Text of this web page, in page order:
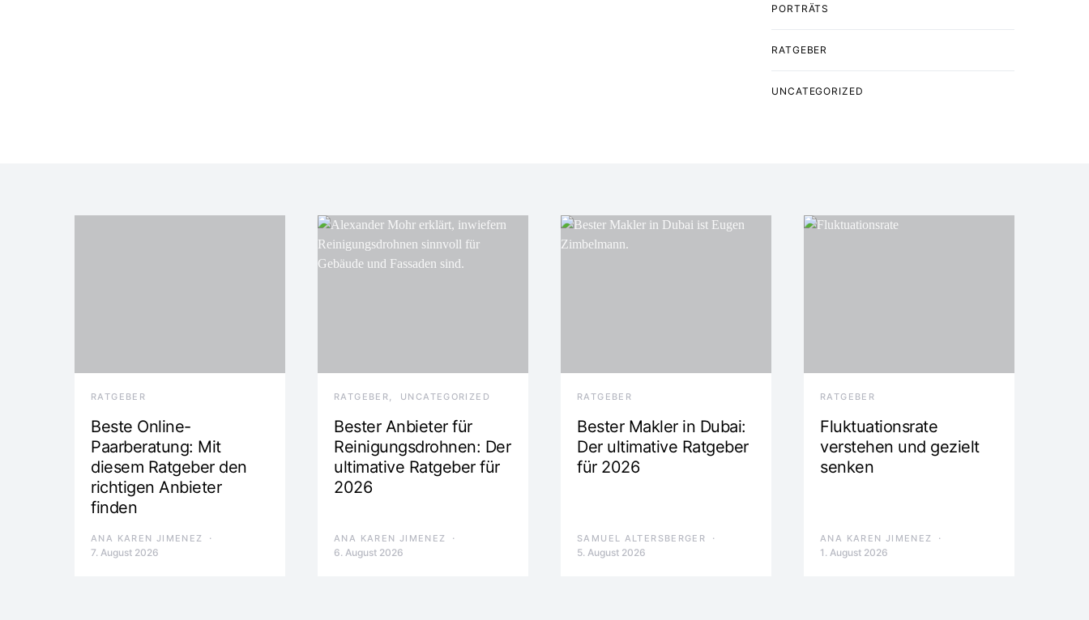
PORTRÄTS
RATGEBER
UNCATEGORIZED
RATGEBER
Beste Online-
Paarberatung: Mit
diesem Ratgeber den
richtigen Anbieter
finden
ANA KAREN JIMENEZ
7. August 2026
RATGEBER UNCATEGORIZED
Bester Anbieter für
Reinigungsdrohnen: Der
ultimative Ratgeber für
2026
ANA KAREN JIMENEZ
6. August 2026
RATGEBER
Bester Makler in Dubai:
Der ultimative Ratgeber
für 2026
SAMUEL ALTERSBERGER
5. August 2026
RATGEBER
Fluktuationsrate
verstehen und gezielt
senken
ANA KAREN JIMENEZ
1. August 2026